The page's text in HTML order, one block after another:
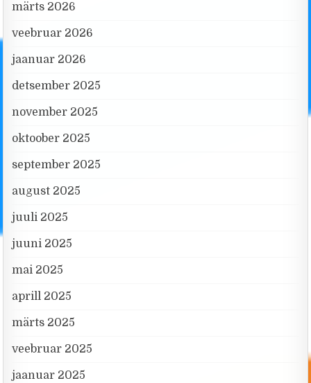
märts 2026
veebruar 2026
jaanuar 2026
detsember 2025
november 2025
oktoober 2025
september 2025
august 2025
juuli 2025
juuni 2025
mai 2025
aprill 2025
märts 2025
veebruar 2025
jaanuar 2025